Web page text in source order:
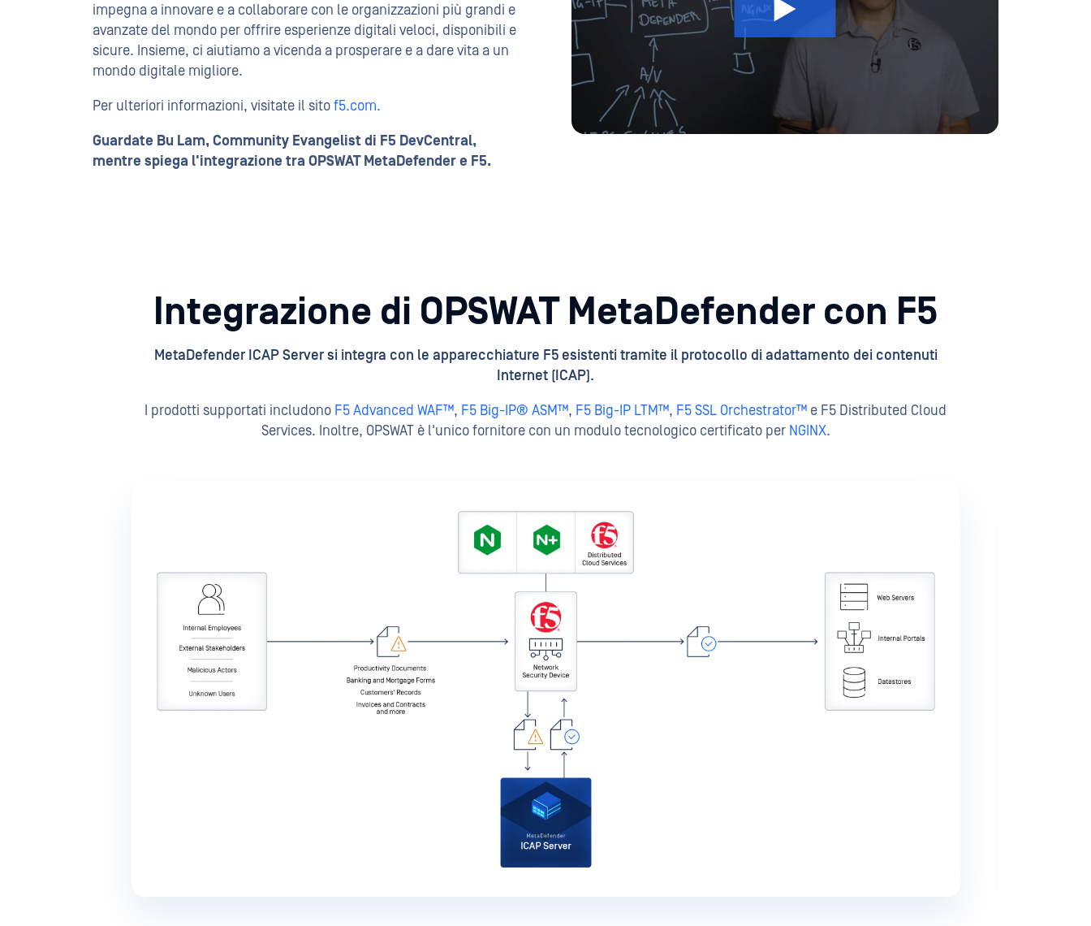
impegna a innovare e a collaborare con le organizzazioni più grandi e
avanzate del mondo per offrire esperienze digitali veloci, disponibili e
sicure. Insieme, ci aiutiamo a vicenda a prosperare e a dare vita a un
mondo digitale migliore.
Per ulteriori informazioni, visitate il sitof5.com.
Guardate Bu Lam, Community Evangelist di F5 DevCentral,
mentre spiega l'integrazione tra OPSWAT MetaDefender e F5.
Integrazione di OPSWAT MetaDefender con F5
MetaDefender ICAP Server si integra con le apparecchiature F5 esistenti tramite il protocollo di adattamento dei contenuti
Internet (ICAP).
I prodotti supportati includono F5 Advanced WAF™, F5 Big-IP® ASM™, F5 Big-IP LTM™, F5 SSL Orchestrator™ e F5 Distributed Cloud
Services. Inoltre, OPSWAT è l'unico fornitore con un modulo tecnologico certificato per NGINX.